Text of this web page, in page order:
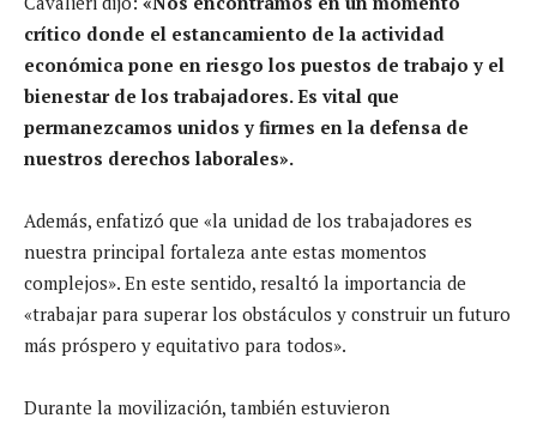
crítico donde el estancamiento de la actividad
económica pone en riesgo los puestos de trabajo y el
bienestar de los trabajadores. Es vital que
permanezcamos unidos y firmes en la defensa de
nuestros derechos laborales».
Además, enfatizó que «la unidad de los trabajadores es
nuestra principal fortaleza ante estas momentos
complejos». En este sentido, resaltó la importancia de
«trabajar para superar los obstáculos y construir un futuro
más próspero y equitativo para todos».
Durante la movilización, también estuvieron